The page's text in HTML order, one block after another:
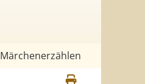
Märchenerzählen